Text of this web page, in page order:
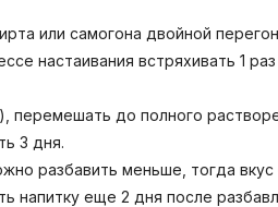
или самогона двойной
настаивания встряхивать 1 раз
перемешать до полного
3 дня.
разбавить меньше, тогда
напитку еще 2 дня после